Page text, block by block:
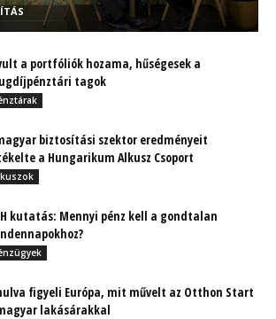
a portfóliók hozama, hűségesek a
tagok
biztosítási szektor eredményeit
a Hungarikum Alkusz Csoport
kutatás: Mennyi pénz kell a gondtalan
figyeli Európa, mit művelt az Otthon Start
lakásárakkal